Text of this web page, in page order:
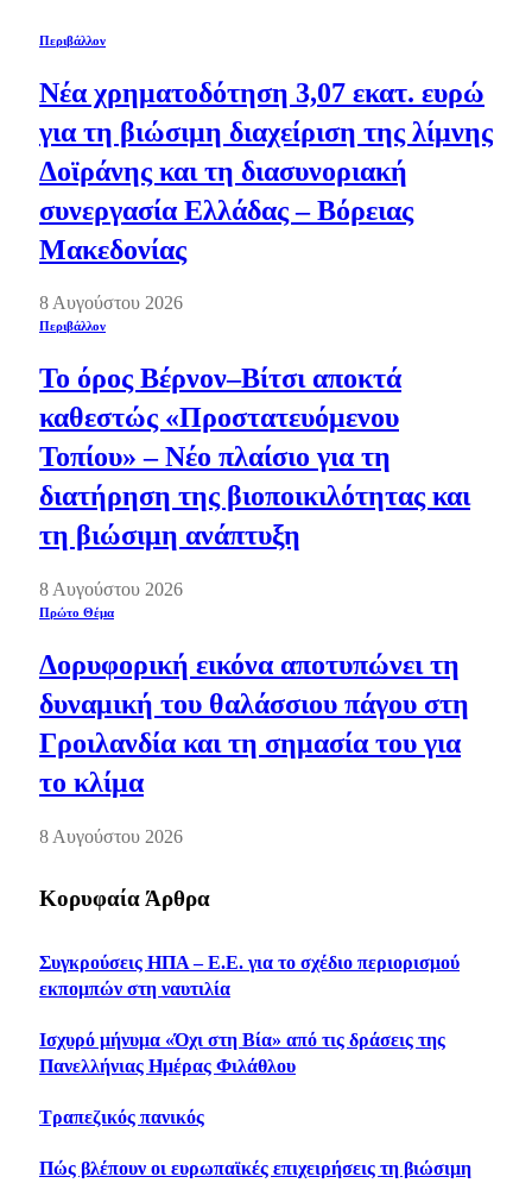
Περιβάλλον
Νέα χρηματοδότηση 3,07 εκατ. ευρώ
για τη βιώσιμη διαχείριση της λίμνης
Δοϊράνης και τη διασυνοριακή
συνεργασία Ελλάδας – Βόρειας
Μακεδονίας
8 Αυγούστου 2026
Περιβάλλον
Το όρος Βέρνον–Βίτσι αποκτά
καθεστώς «Προστατευόμενου
Τοπίου» – Νέο πλαίσιο για τη
διατήρηση της βιοποικιλότητας και
τη βιώσιμη ανάπτυξη
8 Αυγούστου 2026
Πρώτο Θέμα
Δορυφορική εικόνα αποτυπώνει τη
δυναμική του θαλάσσιου πάγου στη
Γροιλανδία και τη σημασία του για
το κλίμα
8 Αυγούστου 2026
Κορυφαία Άρθρα
Συγκρούσεις ΗΠΑ – Ε.Ε. για το σχέδιο περιορισμού
εκπομπών στη ναυτιλία
Ισχυρό μήνυμα «Όχι στη Βία» από τις δράσεις της
Πανελλήνιας Ημέρας Φιλάθλου
Τραπεζικός πανικός
Πώς βλέπουν οι ευρωπαϊκές επιχειρήσεις τη βιώσιμη